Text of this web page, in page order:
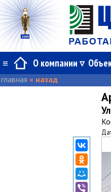
≡ О компании
главная « назад